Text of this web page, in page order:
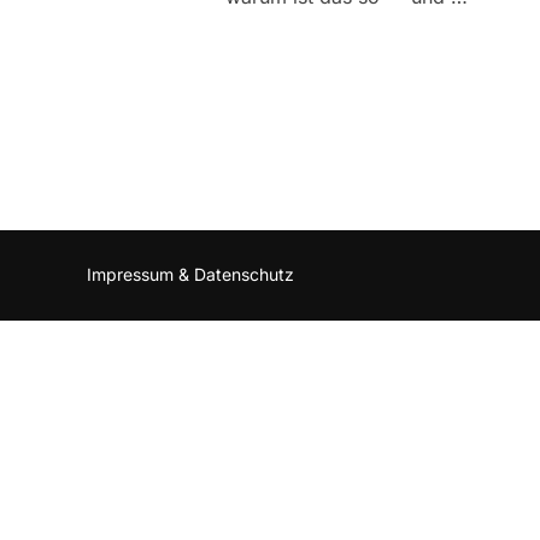
Impressum & Datenschutz